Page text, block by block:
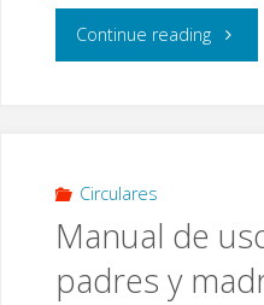
Continue reading"Sobre
Circulares
Manual de
padres y